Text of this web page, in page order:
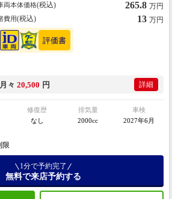
両本体価格(税込) 265.8 万円
費用(税込) 13 万円
月々 20,500 円 詳細
修復歴
なし
排気量
2000cc
車検
2027年6月
限
1分で予約完了
無料で来店予約する